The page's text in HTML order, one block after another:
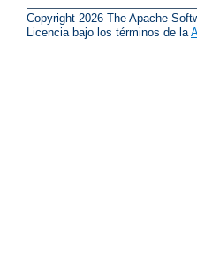
Copyright 2026 The Apache
Licencia bajo los términos de la